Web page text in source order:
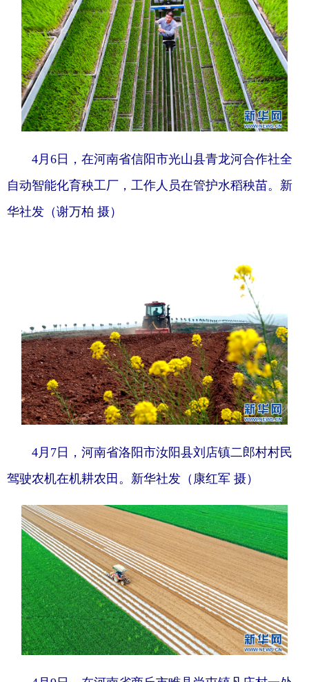
4月6日，在河南省信阳市光山县青龙河合作社全
自动智能化育秧工厂，工作人员在管护水稻秧苗。新
华社发（谢万柏 摄）
4月7日，河南省洛阳市汝阳县刘店镇二郎村村民
驾驶农机在机耕农田。新华社发（康红军 摄）